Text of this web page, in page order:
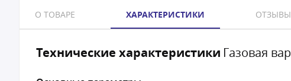
О ТОВАРЕ ХАРАКТЕРИСТИКИ ОТЗЫВЫ
Технические характеристики Газовая